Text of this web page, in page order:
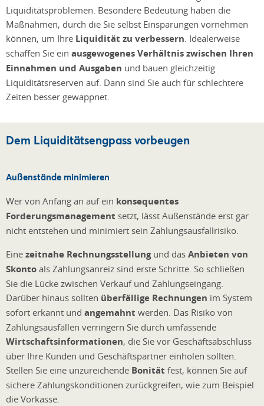
Liquiditätsproblemen. Besondere Bedeutung haben die
Maßnahmen, durch die Sie selbst Einsparungen vornehmen
können, um Ihre Liquidität zu verbessern . Idealerweise
schaffen Sie ein ausgewogenes Verhältnis zwischen Ihren
Einnahmen und Ausgaben und bauen gleichzeitig
Liquiditätsreserven auf. Dann sind Sie auch für schlechtere
Zeiten besser gewappnet.
Dem Liquiditätsengpass vorbeugen
Außenstände minimieren
Wer von Anfang an auf ein konsequentes
Forderungsmanagement setzt, lässt Außenstände erst gar
nicht entstehen und minimiert sein Zahlungsausfallrisiko.
Eine zeitnahe Rechnungsstellungund das Anbieten von
Skonto als Zahlungsanreiz sind erste Schritte. So schließen
Sie die Lücke zwischen Verkauf und Zahlungseingang.
Darüber hinaus sollten überfällige Rechnungen im System
sofort erkannt und angemahnt werden. Das Risiko von
Zahlungsausfällen verringern Sie durch umfassende
Wirtschaftsinformationen, die Sie vor Geschäftsabschluss
über Ihre Kunden und Geschäftspartner einholen sollten.
Stellen Sie eine unzureichende Bonität fest, können Sie auf
sichere Zahlungskonditionen zurückgreifen, wie zum Beispiel
die Vorkasse.